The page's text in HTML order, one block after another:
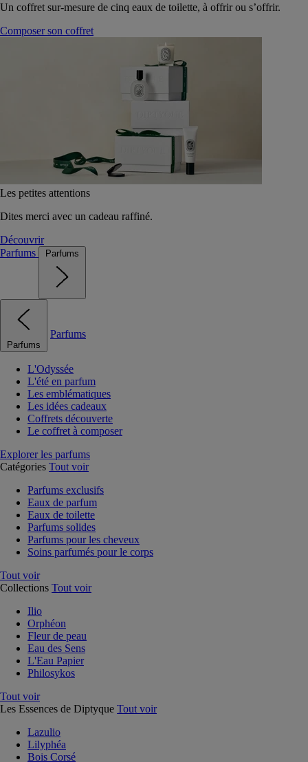
Un coffret sur-mesure de cinq eaux de toilette, à offrir ou s’offrir.
Composer son coffret
Les petites attentions
Dites merci avec un cadeau raffiné.
Découvrir
Parfums
Parfums
Parfums
Parfums
L'Odyssée
L'été en parfum
Les emblématiques
Les idées cadeaux
Coffrets découverte
Le coffret à composer
Explorer les parfums
Catégories Tout voir
Parfums exclusifs
Eaux de parfum
Eaux de toilette
Parfums solides
Parfums pour les cheveux
Soins parfumés pour le corps
Tout voir
Collections Tout voir
Ilio
Orphéon
Fleur de peau
Eau des Sens
L'Eau Papier
Philosykos
Tout voir
Les Essences de Diptyque Tout voir
Lazulio
Lilyphéa
Bois Corsé